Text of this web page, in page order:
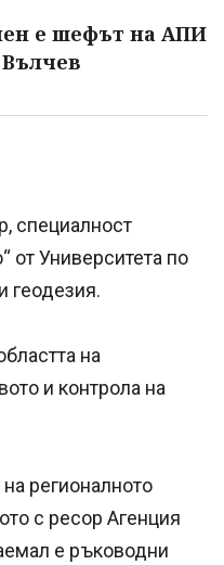
е шефът на АПИ
специалност
от Университета по
геодезия.
на
и контрола на
регионалното
с ресор Агенция
е ръководни